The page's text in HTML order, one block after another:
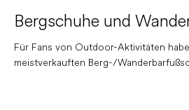
Bergschuhe und
Für Fans von Outdoor-Aktivitäten
meistverkauften Berg-/